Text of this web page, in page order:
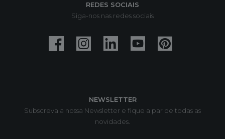
REDES SOCIAIS
Siga-nos nas redes sociais
NEWSLETTER
Subscreva a nossa Newsletter e fique a par de todas as
novidades.